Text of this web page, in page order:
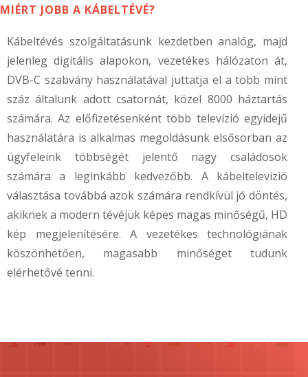
MIÉRT JOBB A KÁBELTÉVÉ?
Kábeltévés szolgáltatásunk kezdetben analóg, majd
jelenleg digitális alapokon, vezetékes hálózaton át,
DVB-C szabvány használatával juttatja el a több mint
száz általunk adott csatornát, közel 8000 háztartás
számára. Az előfizetésenként több televízió egyidejű
használatára is alkalmas megoldásunk elsősorban az
ügyfeleink többségét jelentő nagy családosok
számára a leginkább kedvezőbb. A kábeltelevízió
választása továbbá azok számára rendkívül jó döntés,
akiknek a modern tévéjük képes magas minőségű, HD
kép megjelenítésére. A vezetékes technológiának
köszönhetően, magasabb minőséget tudunk
elérhetővé tenni.